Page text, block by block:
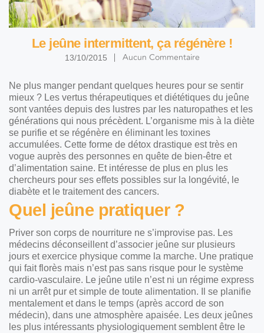
Le jeûne intermittent, ça régénère !
13/10/2015 Aucun Commentaire
Ne plus manger pendant quelques heures pour se sentir
mieux ? Les vertus thérapeutiques et diététiques du jeûne
sont vantées depuis des lustres par les naturopathes et les
générations qui nous précèdent. L’organisme mis à la diète
se purifie et se régénère en éliminant les toxines
accumulées. Cette forme de détox drastique est très en
vogue auprès des personnes en quête de bien-être et
d’alimentation saine. Et intéresse de plus en plus les
chercheurs pour ses effets possibles sur la longévité, le
diabète et le traitement des cancers.
Quel jeûne pratiquer ?
Priver son corps de nourriture ne s’improvise pas. Les
médecins déconseillent d’associer jeûne sur plusieurs
jours et exercice physique comme la marche. Une pratique
qui fait florès mais n’est pas sans risque pour le système
cardio-vasculaire. Le jeûne utile n’est ni un régime express
ni un arrêt pur et simple de toute alimentation. Il se planifie
mentalement et dans le temps (après accord de son
médecin), dans une atmosphère apaisée. Les deux jeûnes
les plus intéressants physiologiquement semblent être le